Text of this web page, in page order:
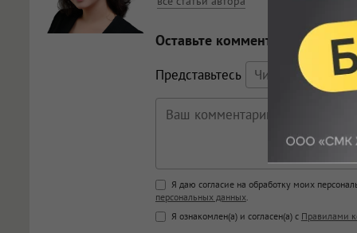
Оставьте комментарий
Представьтесь
Поддержка HTML
<b>, <strong>, <u>, <i>, <em>,
<blockquote>, <code>
Я даю согласие на обработку моих
персональных данных.
Я ознакомлен(а) и согласен(а) с Правилами